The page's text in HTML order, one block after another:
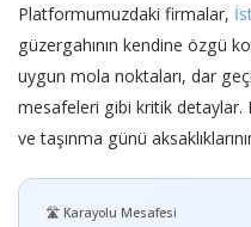
Platformumuzdaki firmalar,
güzergahının kendine özgü
uygun mola noktaları, dar
mesafeleri gibi kritik detaylar.
ve taşınma günü
🛣️ Karayolu Mesafesi